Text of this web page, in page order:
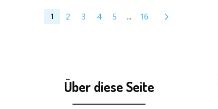
1 2 3 4 5 ... 16
Über diese Seite